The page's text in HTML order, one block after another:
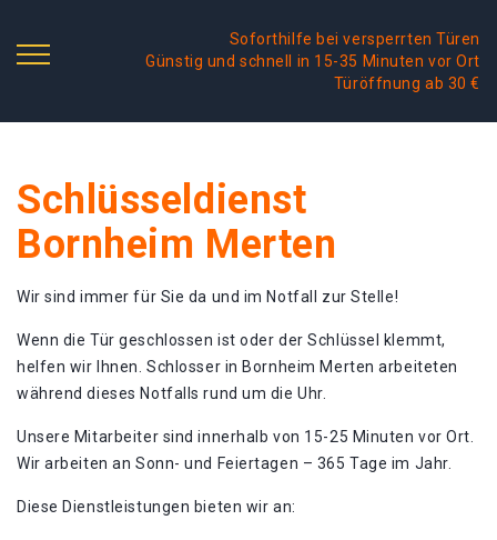
Soforthilfe bei versperrten Türen
Günstig und schnell in 15-35 Minuten vor Ort
Türöffnung ab 30 €
Schlüsseldienst
Bornheim Merten
Wir sind immer für Sie da und im Notfall zur Stelle!
Wenn die Tür geschlossen ist oder der Schlüssel klemmt,
helfen wir Ihnen. Schlosser in Bornheim Merten arbeiteten
während dieses Notfalls rund um die Uhr.
Unsere Mitarbeiter sind innerhalb von 15-25 Minuten vor Ort.
Wir arbeiten an Sonn- und Feiertagen – 365 Tage im Jahr.
Diese Dienstleistungen bieten wir an: